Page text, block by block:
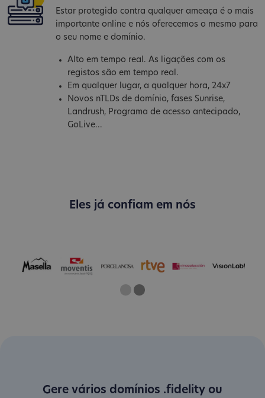
Estar protegido contra qualquer ameaça é o mais
importante online e nós oferecemos o mesmo para
o seu nome e domínio.
Alto em tempo real. As ligações com os
registos são em tempo real.
Em qualquer lugar, a qualquer hora, 24x7
Novos nTLDs de domínio, fases Sunrise,
Landrush, Programa de acesso antecipado,
GoLive...
Eles já confiam em nós
One
Current Slide
Two
Gere vários domínios .fidelity ou